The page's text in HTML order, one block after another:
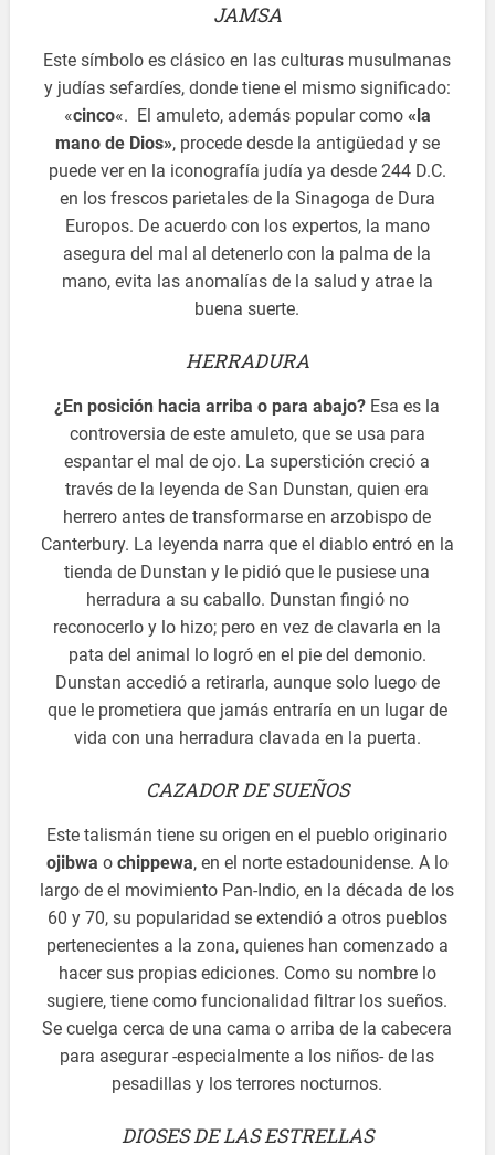
JAMSA
Este símbolo es clásico en las culturas musulmanas
y judías sefardíes, donde tiene el mismo significado:
«cinco«. El amuleto, además popular como «la
mano de Dios», procede desde la antigüedad y se
puede ver en la iconografía judía ya desde 244 D.C.
en los frescos parietales de la Sinagoga de Dura
Europos. De acuerdo con los expertos, la mano
asegura del mal al detenerlo con la palma de la
mano, evita las anomalías de la salud y atrae la
buena suerte.
HERRADURA
¿En posición hacia arriba o para abajo? Esa es la
controversia de este amuleto, que se usa para
espantar el mal de ojo. La superstición creció a
través de la leyenda de San Dunstan, quien era
herrero antes de transformarse en arzobispo de
Canterbury. La leyenda narra que el diablo entró en la
tienda de Dunstan y le pidió que le pusiese una
herradura a su caballo. Dunstan fingió no
reconocerlo y lo hizo; pero en vez de clavarla en la
pata del animal lo logró en el pie del demonio.
Dunstan accedió a retirarla, aunque solo luego de
que le prometiera que jamás entraría en un lugar de
vida con una herradura clavada en la puerta.
CAZADOR DE SUEÑOS
Este talismán tiene su origen en el pueblo originario
ojibwa o chippewa, en el norte estadounidense. A lo
largo de el movimiento Pan-Indio, en la década de los
60 y 70, su popularidad se extendió a otros pueblos
pertenecientes a la zona, quienes han comenzado a
hacer sus propias ediciones. Como su nombre lo
sugiere, tiene como funcionalidad filtrar los sueños.
Se cuelga cerca de una cama o arriba de la cabecera
para asegurar -especialmente a los niños- de las
pesadillas y los terrores nocturnos.
DIOSES DE LAS ESTRELLAS